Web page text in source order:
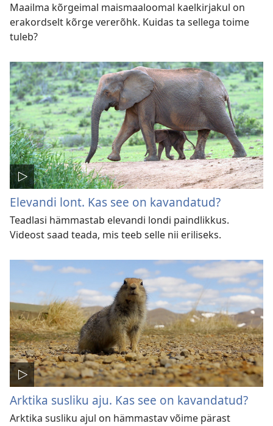
Maailma kõrgeimal maismaaloomal kaelkirjakul on
erakordselt kõrge vererõhk. Kuidas ta sellega toime
tuleb?
Elevandi lont. Kas see on kavandatud?
Teadlasi hämmastab elevandi londi paindlikkus.
Videost saad teada, mis teeb selle nii eriliseks.
Arktika susliku aju. Kas see on kavandatud?
Arktika susliku ajul on hämmastav võime pärast